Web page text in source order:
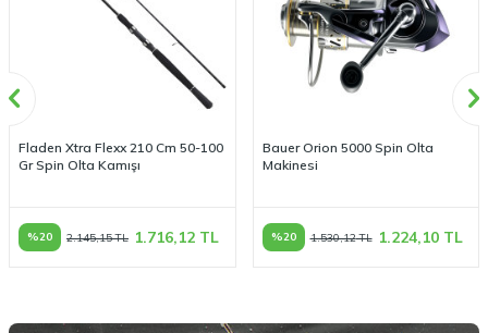
Fladen Xtra Flexx 210 Cm 50-100
Gr Spin Olta Kamışı
%20 2.145,15TL 1.716,12 TL
Bauer Orion 5000 Spin Olta
Makinesi
%20 1.530,12TL 1.224,10TL